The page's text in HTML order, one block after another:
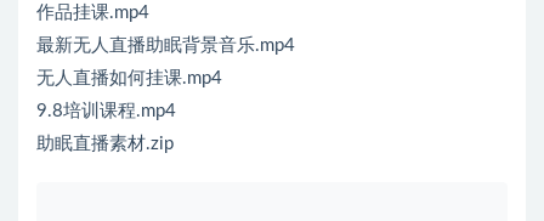
作品挂课.mp4
最新无人直播助眠背景音乐.mp4
无人直播如何挂课.mp4
9.8培训课程.mp4
助眠直播素材.zip